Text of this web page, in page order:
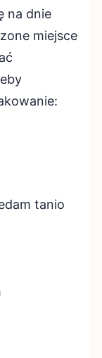
na dnie
miejsce
tanio